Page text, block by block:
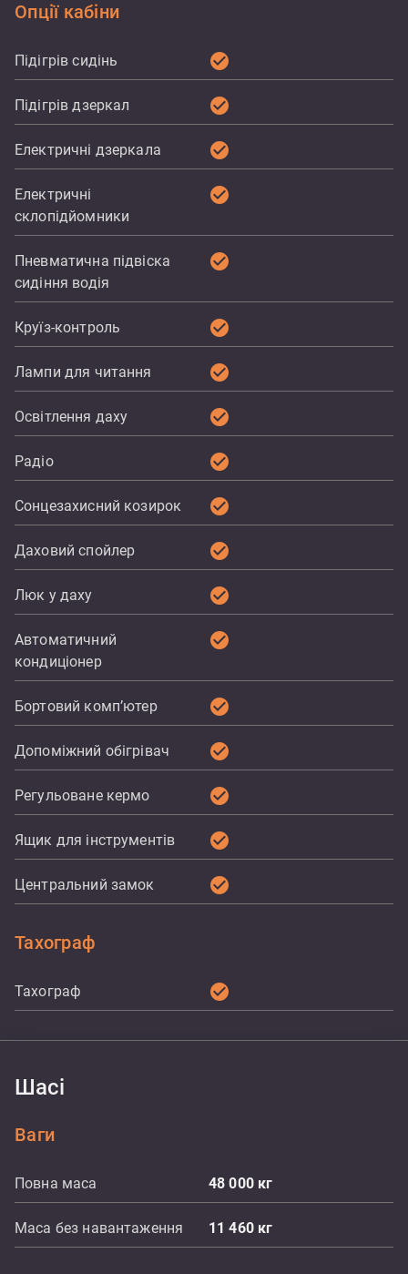
Опції кабіни
Підігрів сидінь check_circle
Підігрів дзеркал check_circle
Електричні дзеркала check_circle
Електричні
склопідйомники
check_circle
Пневматична підвіска
сидіння водія
check_circle
Круїз-контроль check_circle
Лампи для читання check_circle
Освітлення даху check_circle
Радіо check_circle
Сонцезахисний козирок check_circle
Даховий спойлер check_circle
Люк у даху check_circle
Автоматичний
кондиціонер
check_circle
Бортовий комп’ютер check_circle
Допоміжний обігрівач check_circle
Регульоване кермо check_circle
Ящик для інструментів check_circle
Центральний замок check_circle
Тахограф
Тахограф check_circle
Шасі
Ваги
Повна маса 48 000 кг
Маса без навантаження 11 460 кг